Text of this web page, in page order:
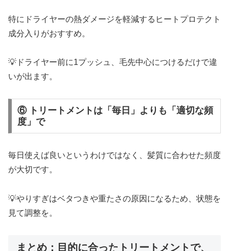
特にドライヤーの熱ダメージを軽減するヒートプロテクト
成分入りがおすすめ。
💡ドライヤー前に1プッシュ、毛先中心につけるだけで違
いが出ます。
⑥ トリートメントは「毎日」よりも「適切な頻
度」で
毎日使えば良いというわけではなく、髪質に合わせた頻度
が大切です。
💡やりすぎはベタつきや重たさの原因になるため、状態を
見て調整を。
まとめ：目的に合ったトリートメントで、